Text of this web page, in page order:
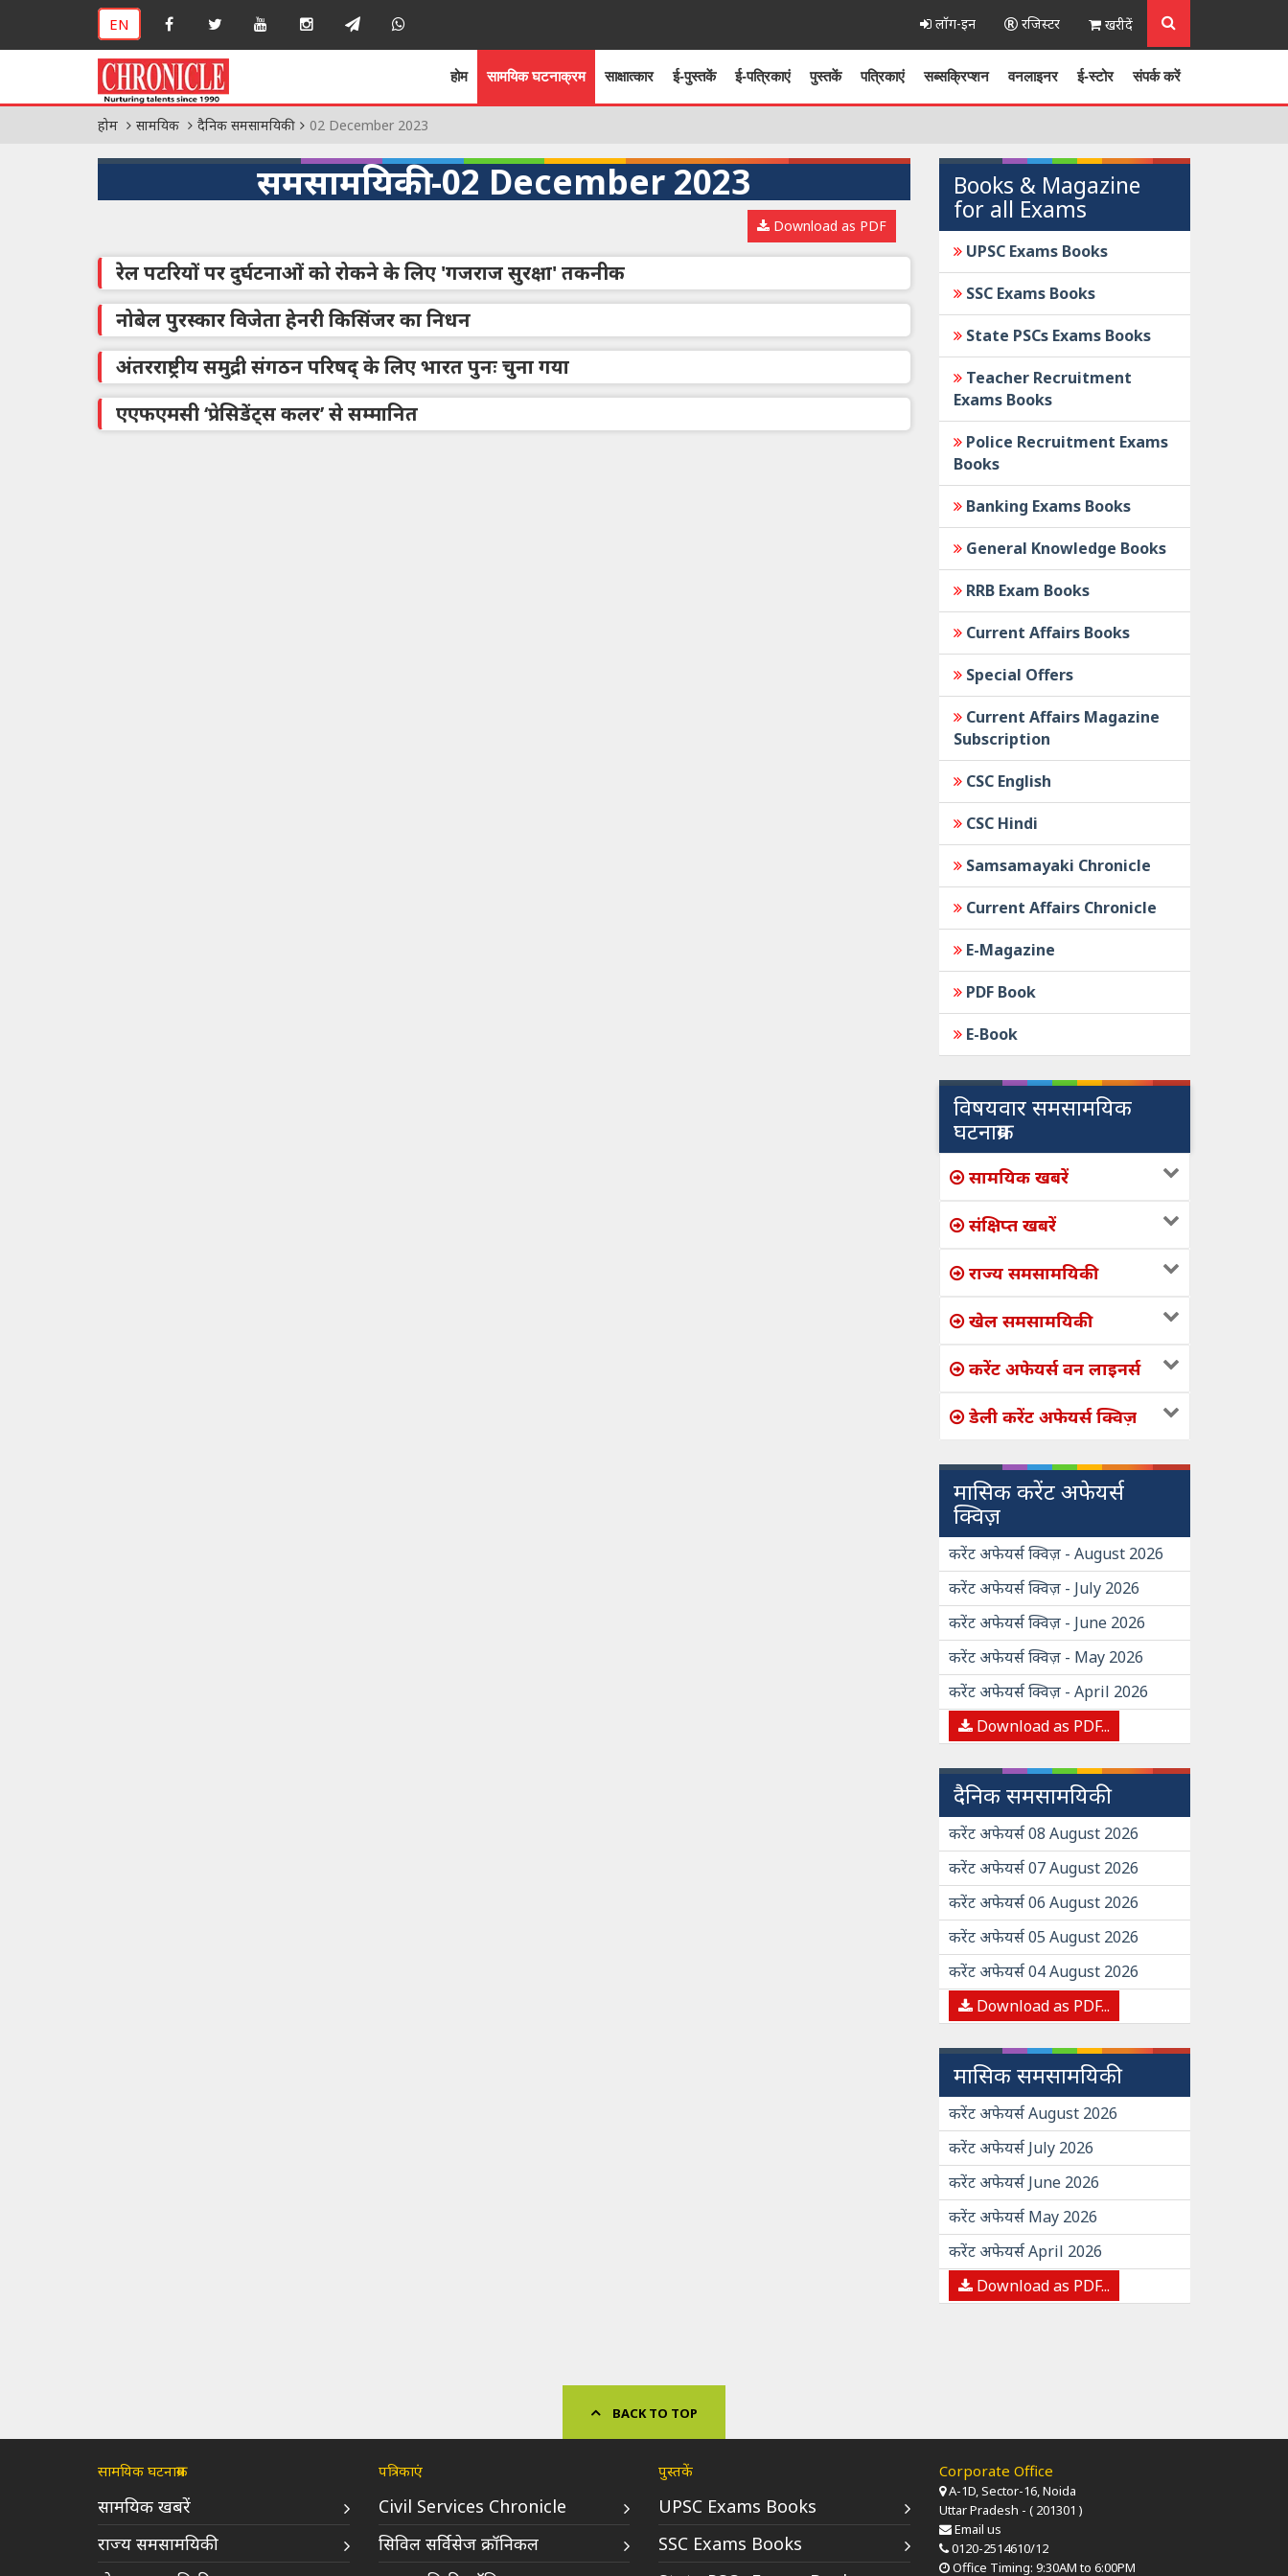
EN लॉग-इन रजिस्टर खरीदें
होम सामयिक घटनाक्रम साक्षात्कार ई-पुस्तकें ई-पत्रिकाएं पुस्तकें पत्रिकाएं सब्सक्रिप्शन वनलाइनर ई-स्टोर संपर्क करें
होम सामयिक दैनिक समसामयिकी 02 December 2023
समसामयिकी -02 December 2023
Download as PDF
रेल पटरियों पर दुर्घटनाओं को रोकने के लिए 'गजराज सुरक्षा' तकनीक
नोबेल पुरस्कार विजेता हेनरी किसिंजर का निधन
अंतरराष्ट्रीय समुद्री संगठन परिषद् के लिए भारत पुनः चुना गया
एएफएमसी ‘प्रेसिडेंट्स कलर’ से सम्मानित
Books & Magazine
for all Exams
UPSC Exams Books
SSC Exams Books
State PSCs Exams Books
Teacher Recruitment
Exams Books
Police Recruitment Exams
Books
Banking Exams Books
General Knowledge Books
RRB Exam Books
Current Affairs Books
Special Offers
Current Affairs Magazine
Subscription
CSC English
CSC Hindi
Samsamayaki Chronicle
Current Affairs Chronicle
E-Magazine
PDF Book
E-Book
विषयवार समसामयिक
घटनाक्रम
सामयिक खबरें
संक्षिप्त खबरें
राज्य समसामयिकी
खेल समसामयिकी
करेंट अफेयर्स वन लाइनर्स
डेली करेंट अफेयर्स क्विज़
मासिक करेंट अफेयर्स
क्विज़
करेंट अफेयर्स क्विज़ - August 2026
करेंट अफेयर्स क्विज़ - July 2026
करेंट अफेयर्स क्विज़ - June 2026
करेंट अफेयर्स क्विज़ - May 2026
करेंट अफेयर्स क्विज़ - April 2026
Download as PDF...
दैनिक समसामयिकी
करेंट अफेयर्स 08 August 2026
करेंट अफेयर्स 07 August 2026
करेंट अफेयर्स 06 August 2026
करेंट अफेयर्स 05 August 2026
करेंट अफेयर्स 04 August 2026
Download as PDF...
मासिक समसामयिकी
करेंट अफेयर्स August 2026
करेंट अफेयर्स July 2026
करेंट अफेयर्स June 2026
करेंट अफेयर्स May 2026
करेंट अफेयर्स April 2026
Download as PDF...
BACK TO TOP
सामयिक घटनाक्रम
सामयिक खबरें
राज्य समसामयिकी
पत्रिकाएं
Civil Services Chronicle
सिविल सर्विसेज क्रॉनिकल
पुस्तकें
UPSC Exams Books
SSC Exams Books
Corporate Office
A-1D, Sector-16, Noida
Uttar Pradesh - ( 201301 )
Email us
0120-2514610/12
Office Timing: 9:30AM to 6:00PM